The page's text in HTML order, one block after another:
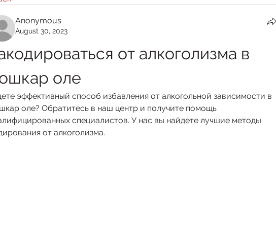
Anonymous
August 30, 2023
от алкоголизма в
оле
эффективный способ избавления от алкогольной зависимости в
оле? Обратитесь в наш центр и получите помощь
специалистов. У нас вы найдете лучшие методы
от алкоголизма.